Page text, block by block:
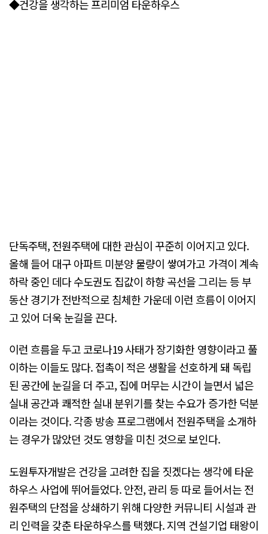
◆건강을 생각하는 프리미엄 타운하우스
단독주택, 전원주택에 대한 관심이 꾸준히 이어지고 있다.
올해 들어 대구 아파트 미분양 물량이 쌓여가고 가격이 계속
하락 중인 데다 수도권도 집값이 하향 곡선을 그리는 등 부
동산 경기가 전반적으로 침체한 가운데 이런 흐름이 이어지
고 있어 더욱 눈길을 끈다.
이런 흐름을 두고 코로나19 사태가 장기화한 영향이라고 풀
이하는 이들도 많다. 접촉이 적은 생활을 선호하게 돼 독립
된 공간에 눈길을 더 주고, 집에 머무는 시간이 늘면서 넓은
실내 공간과 쾌적한 실내 분위기를 찾는 수요가 증가한 덕분
이라는 것이다. 각종 방송 프로그램에서 전원주택을 소개하
는 경우가 많았던 것도 영향을 미친 것으로 보인다.
도원투자개발은 건강을 고려한 집을 짓겠다는 생각에 타운
하우스 사업에 뛰어들었다. 안전, 관리 등 따로 들어서는 전
원주택의 단점을 상쇄하기 위해 다양한 커뮤니티 시설과 관
리 인력을 갖춘 타운하우스를 택했다. 지역 건설기업 태왕이